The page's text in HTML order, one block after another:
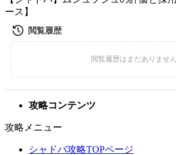
ース】
攻略コンテンツ
攻略メニュー
シャドバ攻略TOPページ